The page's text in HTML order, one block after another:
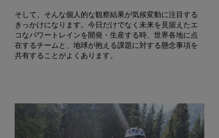
そして、そんな個人的な観察結果が気候変動に注目する
きっかけになります。今日だけでなく未来を見据えたエ
コなパワートレインを開発・生産する時、世界各地に点
在するチームと、地球が抱える課題に対する懸念事項を
共有することがよくあります。